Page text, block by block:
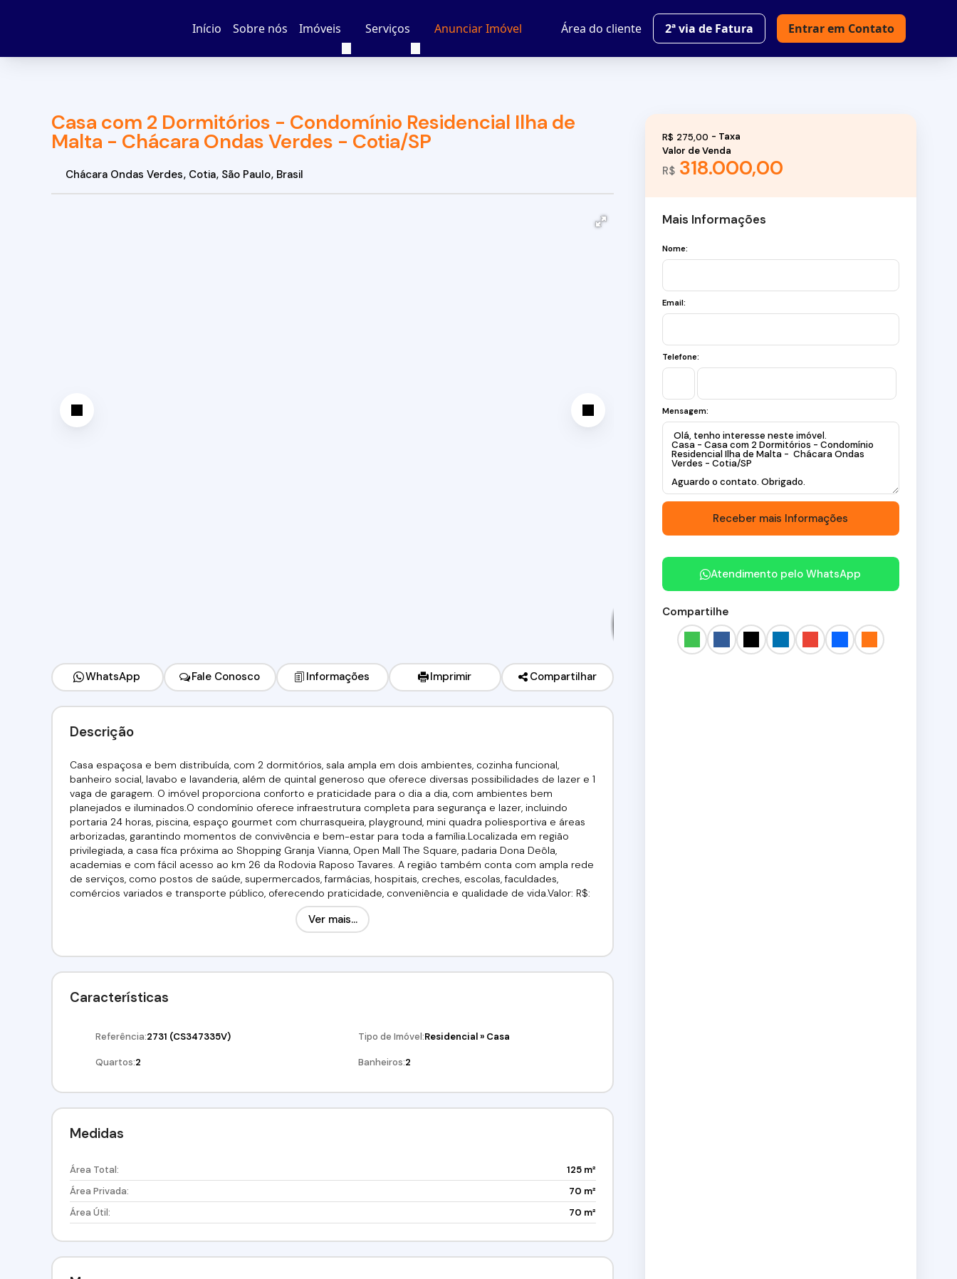
Entrar em Contato
2ª via de Fatura
Área do cliente
Anunciar Imóvel
Serviços
Imóveis
Sobre nós
Início
Casa com 2 Dormitórios - Condomínio Residencial Ilha de
Malta - Chácara Ondas Verdes - Cotia/SP
Chácara Ondas Verdes, Cotia, São Paulo, Brasil
WhatsApp Fale Conosco Informações Imprimir Compartilhar
Descrição
Casa espaçosa e bem distribuída, com 2 dormitórios, sala ampla em dois ambientes, cozinha funcional,
banheiro social, lavabo e lavanderia, além de quintal generoso que oferece diversas possibilidades de lazer e 1
vaga de garagem. O imóvel proporciona conforto e praticidade para o dia a dia, com ambientes bem
planejados e iluminados.O condomínio oferece infraestrutura completa para segurança e lazer, incluindo
portaria 24 horas, piscina, espaço gourmet com churrasqueira, playground, mini quadra poliesportiva e áreas
arborizadas, garantindo momentos de convivência e bem-estar para toda a família.Localizada em região
privilegiada, a casa fica próxima ao Shopping Granja Vianna, Open Mall The Square, padaria Dona Deôla,
academias e com fácil acesso ao km 26 da Rodovia Raposo Tavares. A região também conta com ampla rede
de serviços, como postos de saúde, supermercados, farmácias, hospitais, creches, escolas, faculdades,
comércios variados e transporte público, oferecendo praticidade, conveniência e qualidade de vida.Valor: R$:
318.000,00 Aceita financiamento bancário! Utilize seu FGTS!!!Venha conferir!!! Agende já a sua visita!(11) 91359-
Ver mais...
Características
Referência:2731 (CS347335V) Tipo de Imóvel:Residencial» Casa
Quartos:2 Banheiros:2
Medidas
Área Total:
125 m²
Área Privada:
70 m²
Área Útil:
70 m²
R$318.000,00
Valor de Venda
R$ 275,00
Mais Informações
Nome:
Email:
Telefone:
Mensagem:
Atendimento peloWhatsApp
Compartilhe